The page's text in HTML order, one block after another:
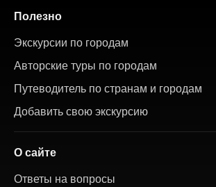
Полезно
Экскурсии по городам
Авторские туры по городам
Путеводитель по странам и городам
Добавить свою экскурсию
О сайте
Ответы на вопросы